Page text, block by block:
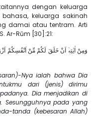
dengan keluarga
keluarga sakinah
damai atau tentram. Arti
Ar-Rūm [30]:21:
وَمِنْ اٰيٰتِهٖٓ اَنْ خَلَقَ لَكُمْ مِّنْ اَنْفُسِكُمْ
Nya ialah bahwa Dia
dari (jenis) dirimu
Dia menjadikan di
Sesungguhnya pada yang
tanda (kebesaran Allah)